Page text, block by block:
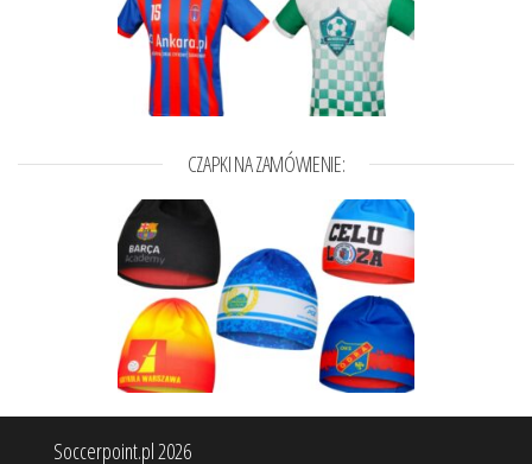
CZAPKI NA ZAMÓWIENIE:
Soccerpoint.pl 2026